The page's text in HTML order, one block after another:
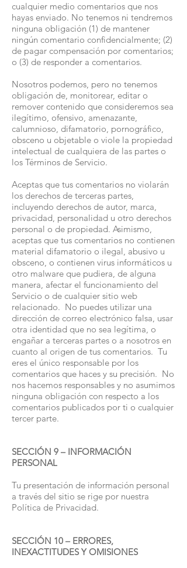
cualquier medio comentarios que nos
hayas enviado. No tenemos ni tendremos
ninguna obligación (1) de mantener
ningún comentario confidencialmente; (2)
de pagar compensación por comentarios;
o (3) de responder a comentarios.
Nosotros podemos, pero no tenemos
obligación de, monitorear, editar o
remover contenido que consideremos sea
ilegítimo, ofensivo, amenazante,
calumnioso, difamatorio, pornográfico,
obsceno u objetable o viole la propiedad
intelectual de cualquiera de las partes o
los Términos de Servicio.
Aceptas que tus comentarios no violarán
los derechos de terceras partes,
incluyendo derechos de autor, marca,
privacidad, personalidad u otro derechos
personal o de propiedad. Asimismo,
aceptas que tus comentarios no contienen
material difamatorio o ilegal, abusivo u
obsceno, o contienen virus informáticos u
otro malware que pudiera, de alguna
manera, afectar el funcionamiento del
Servicio o de cualquier sitio web
relacionado. No puedes utilizar una
dirección de correo electrónico falsa, usar
otra identidad que no sea legítima, o
engañar a terceras partes o a nosotros en
cuanto al origen de tus comentarios. Tu
eres el único responsable por los
comentarios que haces y su precisión. No
nos hacemos responsables y no asumimos
ninguna obligación con respecto a los
comentarios publicados por ti o cualquier
tercer parte.
SECCIÓN 9 – INFORMACIÓN
PERSONAL
Tu presentación de información personal
a través del sitio se rige por nuestra
Política de Privacidad.
SECCIÓN 10 – ERRORES,
INEXACTITUDES Y OMISIONES